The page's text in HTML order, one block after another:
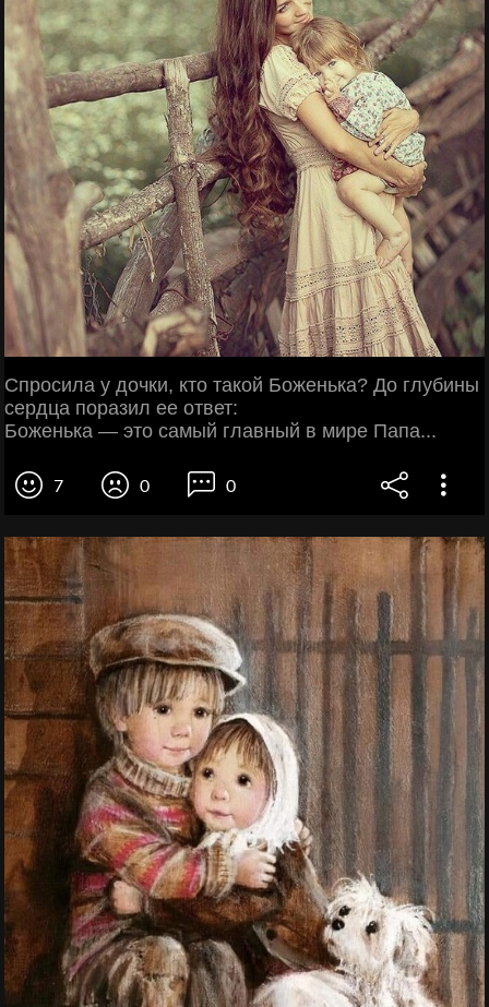
Спросила у дочки, кто такой Боженька? До глубины
сердца поразил ее ответ:
Боженька — это самый главный в мире Папа...
7 0 0